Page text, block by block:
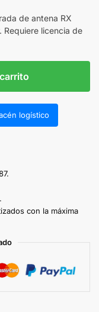
de antena RX
licencia de
logístico
con la máxima